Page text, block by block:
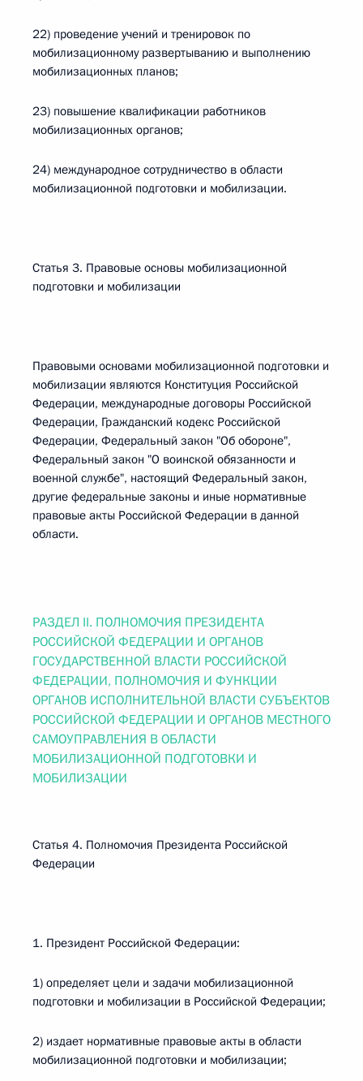
22) проведение учений и тренировок по
мобилизационному развертыванию и выполнению
мобилизационных планов;
23) повышение квалификации работников
мобилизационных органов;
24) международное сотрудничество в области
мобилизационной подготовки и мобилизации.
Статья 3. Правовые основы мобилизационной
подготовки и мобилизации
Правовыми основами мобилизационной подготовки и
мобилизации являются Конституция Российской
Федерации, международные договоры Российской
Федерации, Гражданский кодекс Российской
Федерации, Федеральный закон "Об обороне",
Федеральный закон "О воинской обязанности и
военной службе", настоящий Федеральный закон,
другие федеральные законы и иные нормативные
правовые акты Российской Федерации в данной
области.
РАЗДЕЛ II. ПОЛНОМОЧИЯ ПРЕЗИДЕНТА
РОССИЙСКОЙ ФЕДЕРАЦИИ И ОРГАНОВ
ГОСУДАРСТВЕННОЙ ВЛАСТИ РОССИЙСКОЙ
ФЕДЕРАЦИИ, ПОЛНОМОЧИЯ И ФУНКЦИИ
ОРГАНОВ ИСПОЛНИТЕЛЬНОЙ ВЛАСТИ СУБЪЕКТОВ
РОССИЙСКОЙ ФЕДЕРАЦИИ И ОРГАНОВ МЕСТНОГО
САМОУПРАВЛЕНИЯ В ОБЛАСТИ
МОБИЛИЗАЦИОННОЙ ПОДГОТОВКИ И
МОБИЛИЗАЦИИ
Статья 4. Полномочия Президента Российской
Федерации
1. Президент Российской Федерации:
1) определяет цели и задачи мобилизационной
подготовки и мобилизации в Российской Федерации;
2) издает нормативные правовые акты в области
мобилизационной подготовки и мобилизации;